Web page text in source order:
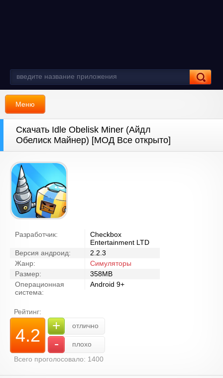
Меню
Скачать Idle Obelisk Miner (Айдл
Обелиск Майнер) [МОД Все открыто]
Разработчик:
Checkbox
Entertainment LTD
Версия андроид:
2.2.3
Жанр:
Симуляторы
Размер:
358MB
Операционная
система:
Android 9+
Рейтинг:
4.2 + отлично
-
плохо
Всего проголосовало: 1400